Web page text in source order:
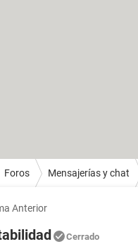
Foros Mensajerías y chat
Anterior
Cerrado